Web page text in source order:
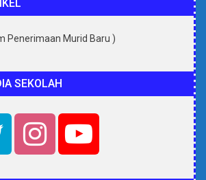
Penerimaan Murid Baru )
SEKOLAH